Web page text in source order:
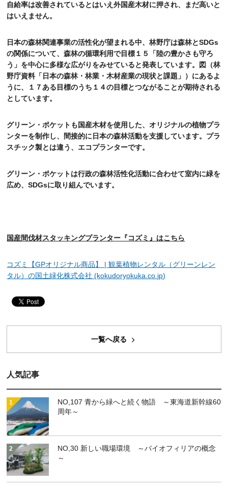
個人情報保護方針
自給率は改善されているとはいえ外国産木材に押され、まだ高いと
はいえません。
日本の森林関連事業の活性化が望まれる中、林野庁は森林とSDGs
の関係について、森林の循環利用で目標１５「陸の豊かさも守ろ
う」を中心に多様な広がりをみせていると発表しています。図（林
野庁資料「日本の森林・林業・木材産業の現状と課題」）にあるよ
うに、１７ある目標のうち１４の目標とつながることが期待される
としています。
グリーン・ポケットも国産木材を使用した、オリジナルの植物プラ
ンターを制作し、間接的に日本の森林活動を支援しています。プラ
スチック製とは違う、エコプランターです。
グリーン・ポケットは行政の森林活性化活動に合わせて室内に緑を
広め、SDGsに取り組んでいます。
国産間伐材スタッキングプランター『コズミ』はこちら
コズミ【GPオリジナル商品】 | 観葉植物レンタル（グリーンレン
タル）の国土緑化株式会社 (kokudoryokuka.co.jp)
一覧へ戻る
人気記事
NO,107 青から緑へと続く物語 ～東海道新幹線60
周年～
NO,30 新しい職場環境 ～バイオフィリアの概念
～